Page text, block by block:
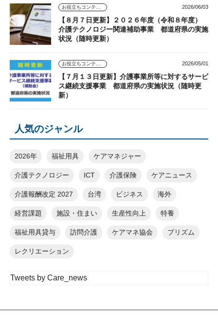
お役立ちコンテンツ 2026/06/03
【８月７日更新】２０２６年度（令和８年度）
介護テクノロジー関連補助事業 都道府県の実施
状況（随時更新）
お役立ちコンテンツ 2026/05/01
【７月１３日更新】介護事業所等に対するサービ
ス継続支援事業 都道府県の実施状況（随時更
新）
人気のジャンル
2026年 福祉用具 ケアマネジャー
介護テクノロジー ICT 介護保険 ケアニュース
介護報酬改定 2027 台湾 ビジネス 海外
経営課題 施設・住まい 生産性向上 特養
福祉用具貸与 訪問介護 ケアマネ協会 プリズム
レクリエーション
Tweets by Care_news